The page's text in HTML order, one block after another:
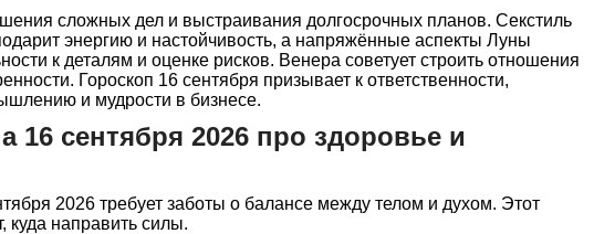
сложных дел и выстраивания долгосрочных планов. Секстиль
энергию и настойчивость, а напряжённые аспекты Луны
к деталям и оценке рисков. Венера советует строить отношения
Гороскоп 16 сентября призывает к ответственности,
и мудрости в бизнесе.
16 сентября 2026 про здоровье и
2026 требует заботы о балансе между телом и духом. Этот
куда направить силы.